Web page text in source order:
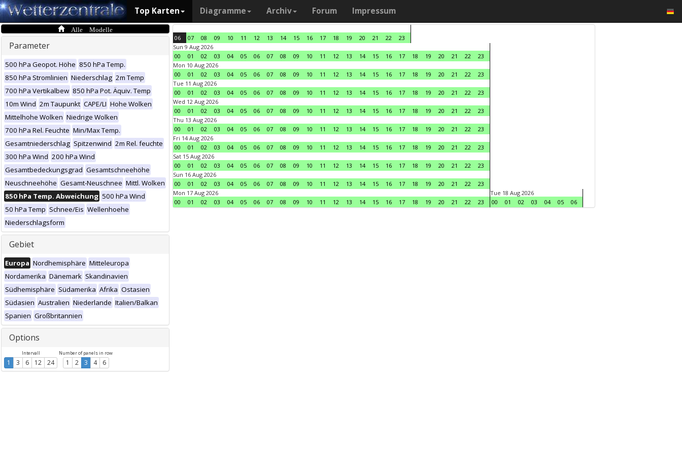
Top Karten Diagramme Archiv Forum Impressum
Alle Modelle
Parameter
500 hPa Geopot. Höhe 850 hPa Temp.
850 hPa Stromlinien Niederschlag 2m Temp
700 hPa Vertikalbew 850 hPa Pot. Äquiv. Temp
10m Wind 2m Taupunkt CAPE/LI Hohe Wolken
Mittelhohe Wolken Niedrige Wolken
700 hPa Rel. Feuchte Min/Max Temp.
Gesamtniederschlag Spitzenwind 2m Rel. feuchte
300 hPa Wind 200 hPa Wind
Gesamtbedeckungsgrad Gesamtschneehöhe
Neuschneehöhe Gesamt-Neuschnee Mittl. Wolken
850 hPa Temp. Abweichung 500 hPa Wind
50 hPa Temp Schnee/Eis Wellenhoehe
Niederschlagsform
Gebiet
Europa Nordhemisphäre Mitteleuropa
Nordamerika Dänemark Skandinavien
Südhemisphäre Südamerika Afrika Ostasien
Südasien Australien Niederlande Italien/Balkan
Spanien Großbritannien
Options
Intervall
1 3 6 12 24
Number of panels in row
1 2 3 4 6
06 07 08 09 10 11 12 13 14 15 16 17 18 19 20 21 22
23
Sun 9 Aug 2026
00
01 02 03 04 05 06 07 08 09 10 11 12 13 14 15 16 17 18 19 20 21 22
23
Mon 10 Aug 2026
00
01 02 03 04 05 06 07 08 09 10 11 12 13 14 15 16 17 18 19 20 21 22
23
Tue 11 Aug 2026
00
01 02 03 04 05 06 07 08 09 10 11 12 13 14 15 16 17 18 19 20 21 22
23
Wed 12 Aug 2026
00
01 02 03 04 05 06 07 08 09 10 11 12 13 14 15 16 17 18 19 20 21 22
23
Thu 13 Aug 2026
00
01 02 03 04 05 06 07 08 09 10 11 12 13 14 15 16 17 18 19 20 21 22
23
Fri 14 Aug 2026
00
01 02 03 04 05 06 07 08 09 10 11 12 13 14 15 16 17 18 19 20 21 22
23
Sat 15 Aug 2026
00
01 02 03 04 05 06 07 08 09 10 11 12 13 14 15 16 17 18 19 20 21 22
23
Sun 16 Aug 2026
00
01 02 03 04 05 06 07 08 09 10 11 12 13 14 15 16 17 18 19 20 21 22
23
Mon 17 Aug 2026
00
01 02 03 04 05 06 07 08 09 10 11 12 13 14 15 16 17 18 19 20 21 22 23
Tue 18 Aug 2026
00
01 02 03 04 05 06